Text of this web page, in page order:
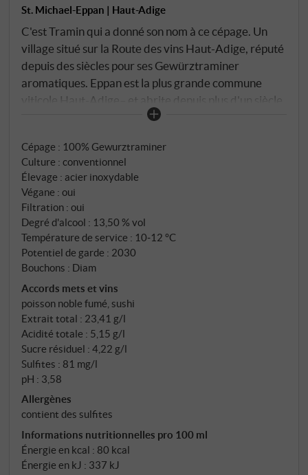
St. Michael-Eppan | Haut-Adige
C'est Tramin qui a donné son nom à ce cépage. Un
village situé sur la Route des vins Haut-Adige, réputé
depuis des siècles pour ses Gewürztraminer
aromatiques. Eppan est la plus grande commune
viticole Haut-Adige– et abrite depuis plus d'un siècle
la Cantina St. Michael-Eppan. La coopérative
dans des vignobles situés de Cortaccia à Eppan en
passant par Termeno et Kaltern, à une altitude
comprise entre 300 et 500 mètres, avec une
exposition sud-sud-est, sur des sols calcaires et
graveleux comportant une légère proportion
d'argile. Vendanges manuelles mi-septembre,
fermentation et élevage en cuves inox. Élevé en sec,
arômes purs.
Cépage : 100% Gewurztraminer
Culture : conventionnel
Élevage : acier inoxydable
Végane : oui
Filtration : oui
Degré d'alcool : 13,50 % vol
Température de service : 10‑12 °C
Potentiel de garde : 2030
Bouchons : Diam
Accords mets et vins
poisson noble fumé, sushi
Extrait total : 23,41 g/l
Acidité totale : 5,15 g/l
Sucre résiduel : 4,22 g/l
Sulfites : 81 mg/l
pH : 3,58
Allergènes
contient des sulfites
Informations nutritionnelles pro 100 ml
Énergie en kcal : 80 kcal
Énergie en kJ : 337 kJ